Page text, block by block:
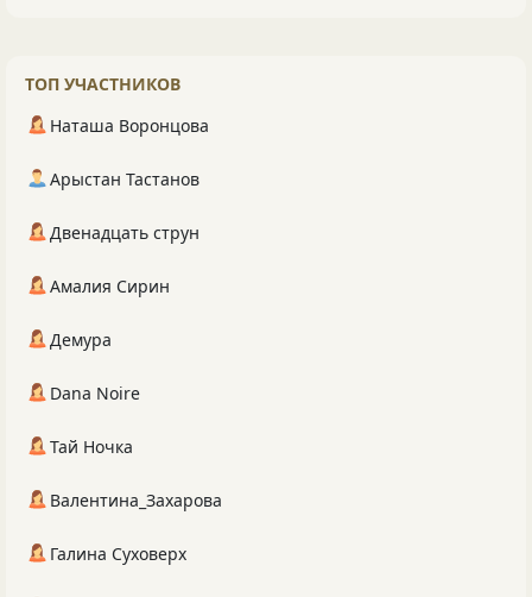
ТОП УЧАСТНИКОВ
Наташа Воронцова
Арыстан Тастанов
Двенадцать струн
Амалия Сирин
Демура
Dana Noire
Тай Ночка
Валентина_Захарова
Галина Суховерх